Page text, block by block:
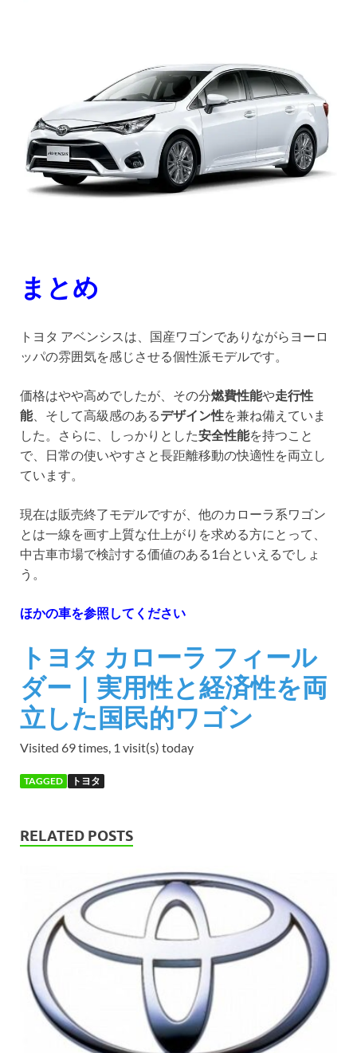
まとめ
トヨタ アベンシスは、国産ワゴンでありながらヨーロ
ッパの雰囲気を感じさせる個性派モデルです。
価格はやや高めでしたが、その分燃費性能や走行性
能、そして高級感のあるデザイン性を兼ね備えていま
した。さらに、しっかりとした安全性能を持つこと
で、日常の使いやすさと長距離移動の快適性を両立し
ています。
現在は販売終了モデルですが、他のカローラ系ワゴン
とは一線を画す上質な仕上がりを求める方にとって、
中古車市場で検討する価値のある1台といえるでしょ
う。
ほかの車を参照してください
トヨタ カローラ フィール
ダー｜実用性と経済性を両
立した国民的ワゴン
Visited 69 times, 1 visit(s) today
TAGGED トヨタ
RELATED POSTS